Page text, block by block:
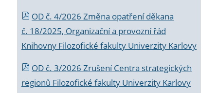
OD č. 4/2026 Změna opatření děkana
č. 18/2025, Organizační a provozní řád
Knihovny Filozofické fakulty Univerzity Karlovy
OD č. 3/2026 Zrušení Centra strategických
regionů Filozofické fakulty Univerzity Karlovy